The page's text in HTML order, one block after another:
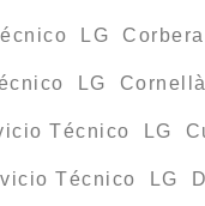
LG
LG
Técnico LG
Técnico LG